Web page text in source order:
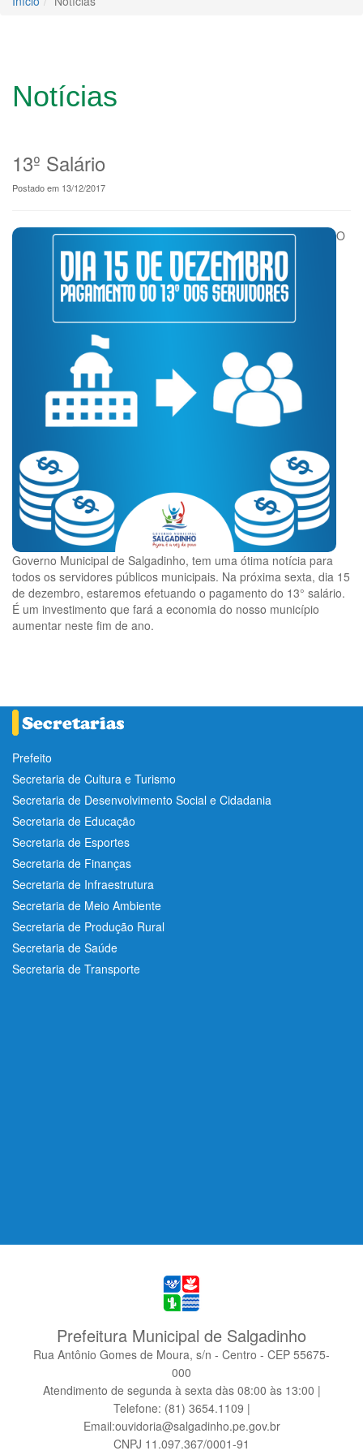
Notícias
13º Salário
Postado em 13/12/2017
O
Governo Municipal de Salgadinho, tem uma ótima notícia para
todos os servidores públicos municipais. Na próxima sexta, dia 15
de dezembro, estaremos efetuando o pagamento do 13° salário.
É um investimento que fará a economia do nosso município
aumentar neste fim de ano.
Prefeito
Secretaria de Cultura e Turismo
Secretaria de Desenvolvimento Social e Cidadania
Secretaria de Educação
Secretaria de Esportes
Secretaria de Finanças
Secretaria de Infraestrutura
Secretaria de Meio Ambiente
Secretaria de Produção Rural
Secretaria de Saúde
Secretaria de Transporte
Prefeitura Municipal de Salgadinho
Rua Antônio Gomes de Moura, s/n - Centro - CEP 55675-
000
Atendimento de segunda à sexta dàs 08:00 às 13:00 |
Telefone: (81) 3654.1109 |
Email:ouvidoria@salgadinho.pe.gov.br
CNPJ 11.097.367/0001-91